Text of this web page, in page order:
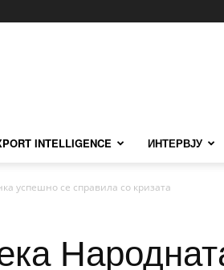
INTELLIGENCE ИНТЕРВЈУ
успешно се справила со кризата